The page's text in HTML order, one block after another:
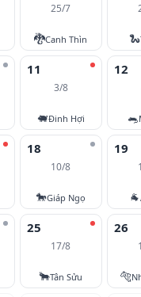
25/7
🐉Canh Thìn 🐍
11
3/8
🐖Đinh Hợi
12
🐀
18
10/8
🐎Giáp Ngọ
19
🐐
25
17/8
🐂Tân Sửu
26
🐅